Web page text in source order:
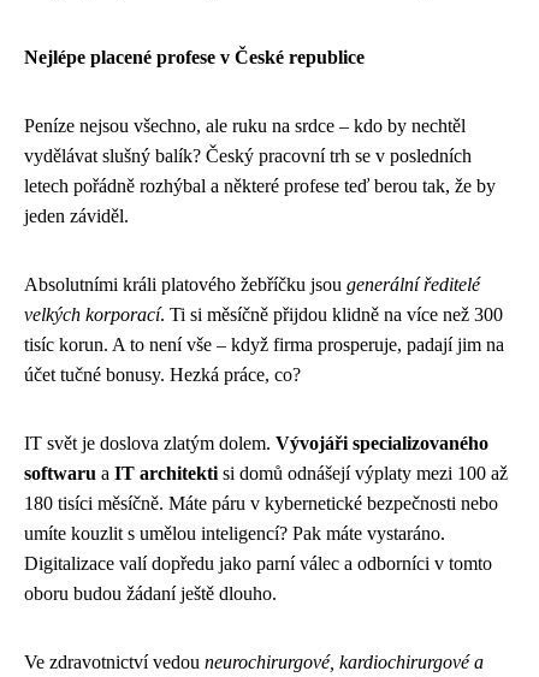
Nejlépe placené profese v České republice
Peníze nejsou všechno, ale ruku na srdce – kdo by nechtěl
vydělávat slušný balík? Český pracovní trh se v posledních
letech pořádně rozhýbal a některé profese teď berou tak, že by
jeden záviděl.
Absolutními králi platového žebříčku jsou generální ředitelé
velkých korporací. Ti si měsíčně přijdou klidně na více než 300
tisíc korun. A to není vše – když firma prosperuje, padají jim na
účet tučné bonusy. Hezká práce, co?
IT svět je doslova zlatým dolem. Vývojáři specializovaného
softwaru a IT architekti si domů odnášejí výplaty mezi 100 až
180 tisíci měsíčně. Máte páru v kybernetické bezpečnosti nebo
umíte kouzlit s umělou inteligencí? Pak máte vystaráno.
Digitalizace valí dopředu jako parní válec a odborníci v tomto
oboru budou žádaní ještě dlouho.
Ve zdravotnictví vedou neurochirurgové, kardiochirurgové a